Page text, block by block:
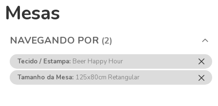
Mesas
NAVEGANDO POR
Tecido / Estampa Beer Happy Hour
Esse
Item
Tamanho da Mesa 125x80cm Retangular
Esse